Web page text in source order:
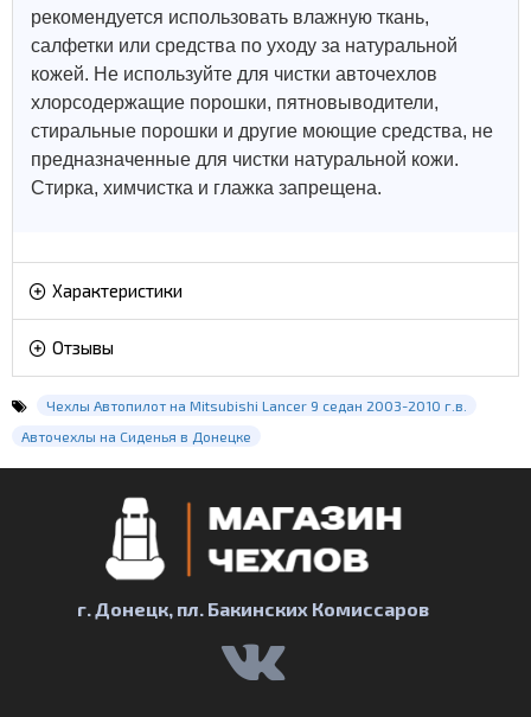
рекомендуется использовать влажную ткань,
салфетки или средства по уходу за натуральной
кожей. Не используйте для чистки авточехлов
хлорсодержащие порошки, пятновыводители,
стиральные порошки и другие моющие средства, не
предназначенные для чистки натуральной кожи.
Стирка, химчистка и глажка запрещена.
Характеристики
Отзывы
Чехлы Автопилот на Mitsubishi Lancer 9 седан 2003-2010 г.в.
Авточехлы на Сиденья в Донецке
г. Донецк, пл. Бакинских Комиссаров